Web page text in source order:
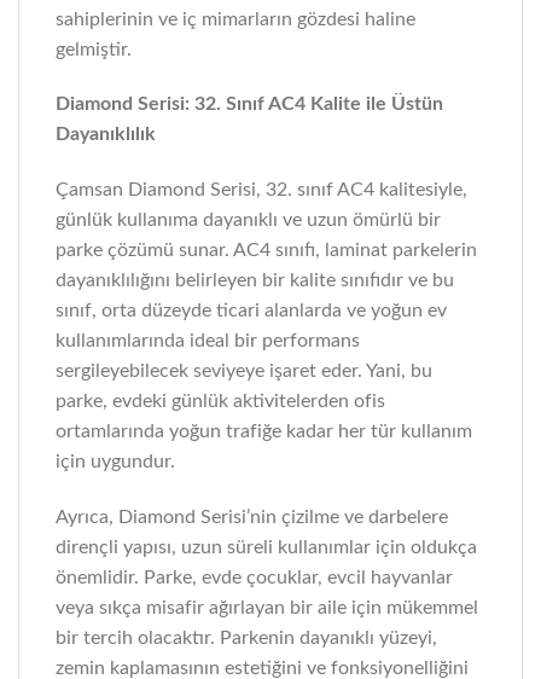
sahiplerinin ve iç mimarların gözdesi haline
gelmiştir.
Diamond Serisi: 32. Sınıf AC4 Kalite ile Üstün
Dayanıklılık
Çamsan Diamond Serisi, 32. sınıf AC4 kalitesiyle,
günlük kullanıma dayanıklı ve uzun ömürlü bir
parke çözümü sunar. AC4 sınıfı, laminat parkelerin
dayanıklılığını belirleyen bir kalite sınıfıdır ve bu
sınıf, orta düzeyde ticari alanlarda ve yoğun ev
kullanımlarında ideal bir performans
sergileyebilecek seviyeye işaret eder. Yani, bu
parke, evdeki günlük aktivitelerden ofis
ortamlarında yoğun trafiğe kadar her tür kullanım
için uygundur.
Ayrıca, Diamond Serisi’nin çizilme ve darbelere
dirençli yapısı, uzun süreli kullanımlar için oldukça
önemlidir. Parke, evde çocuklar, evcil hayvanlar
veya sıkça misafir ağırlayan bir aile için mükemmel
bir tercih olacaktır. Parkenin dayanıklı yüzeyi,
zemin kaplamasının estetiğini ve fonksiyonelliğini